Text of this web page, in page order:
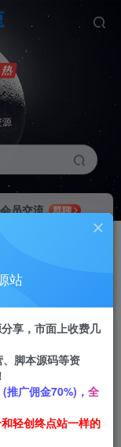
会员交流
群聊
24小时自动赚钱
站
享，市面上收费几
脚本源码等资
推广佣金70%)， 全
轻创终点站一样的